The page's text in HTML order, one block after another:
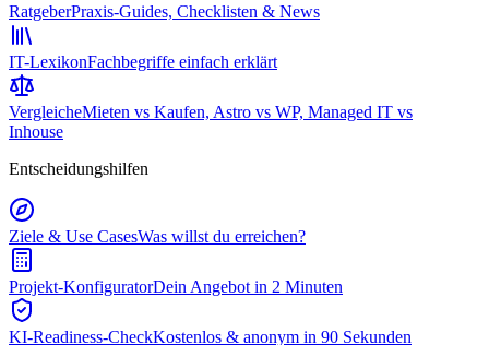
RatgeberPraxis-Guides, Checklisten & News
IT-LexikonFachbegriffe einfach erklärt
VergleicheMieten vs Kaufen, Astro vs WP, Managed IT vs
Inhouse
Entscheidungshilfen
Ziele & Use CasesWas willst du erreichen?
Projekt-KonfiguratorDein Angebot in 2 Minuten
KI-Readiness-CheckKostenlos & anonym in 90 Sekunden